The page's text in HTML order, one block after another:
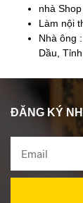
nhà
Làm nội
Nhà ông
Dầu,
ĐĂNG KÝ